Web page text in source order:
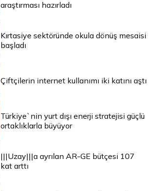
araştırması hazırladı
Kırtasiye sektöründe okula dönüş mesaisi
başladı
Çiftçilerin internet kullanımı iki katını aştı
Türkiye`nin yurt dışı enerji stratejisi güçlü
ortaklıklarla büyüyor
|||Uzay|||a ayrılan AR-GE bütçesi 107
kat arttı